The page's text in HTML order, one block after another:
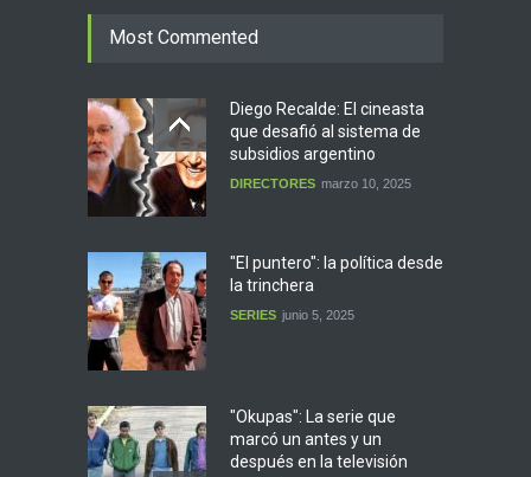
Most Commented
Diego Recalde: El cineasta
que desafió al sistema de
subsidios argentino
DIRECTORES marzo 10, 2025
"El puntero": la política desde
la trinchera
SERIES junio 5, 2025
"Okupas": La serie que
marcó un antes y un
después en la televisión